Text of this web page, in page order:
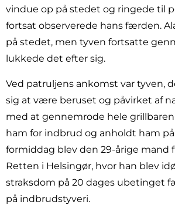
vindue op på stedet og ringede til
fortsat observerede hans færden.
på stedet, men tyven fortsatte
lukkede det efter sig.
Ved patruljens ankomst var tyven,
sig at være beruset og påvirket af
med at gennemrode hele
ham for indbrud og anholdt ham
formiddag blev den 29-årige mand
Retten i Helsingør, hvor han blev
straksdom på 20 dages ubetinget
på indbrudstyveri.